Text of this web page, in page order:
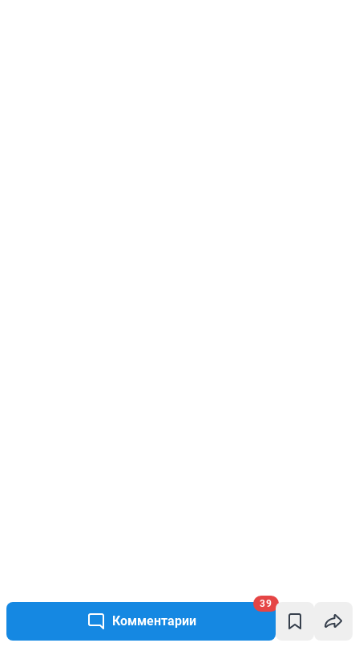
Комментарии
39